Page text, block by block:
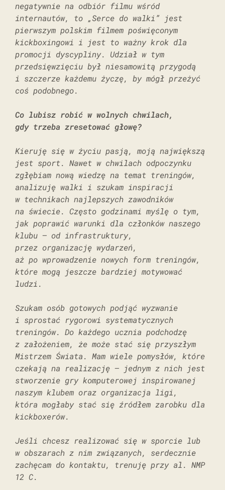
negatywnie na odbiór filmu wśród
internautów, to „Serce do walki” jest
pierwszym polskim filmem poświęconym
kickboxingowi i jest to ważny krok dla
promocji dyscypliny. Udział w tym
przedsięwzięciu był niesamowitą przygodą
i szczerze każdemu życzę, by mógł przeżyć
coś podobnego.
Co lubisz robić w wolnych chwilach,
gdy trzeba zresetować głowę?
Kieruję się w życiu pasją, moją największą
jest sport. Nawet w chwilach odpoczynku
zgłębiam nową wiedzę na temat treningów,
analizuję walki i szukam inspiracji
w technikach najlepszych zawodników
na świecie. Często godzinami myślę o tym,
jak poprawić warunki dla członków naszego
klubu – od infrastruktury,
przez organizację wydarzeń,
aż po wprowadzenie nowych form treningów,
które mogą jeszcze bardziej motywować
ludzi.
Szukam osób gotowych podjąć wyzwanie
i sprostać rygorowi systematycznych
treningów. Do każdego ucznia podchodzę
z założeniem, że może stać się przyszłym
Mistrzem Świata. Mam wiele pomysłów, które
czekają na realizację – jednym z nich jest
stworzenie gry komputerowej inspirowanej
naszym klubem oraz organizacja ligi,
która mogłaby stać się źródłem zarobku dla
kickboxerów.
Jeśli chcesz realizować się w sporcie lub
w obszarach z nim związanych, serdecznie
zachęcam do kontaktu, trenuję przy al. NMP
12 C.